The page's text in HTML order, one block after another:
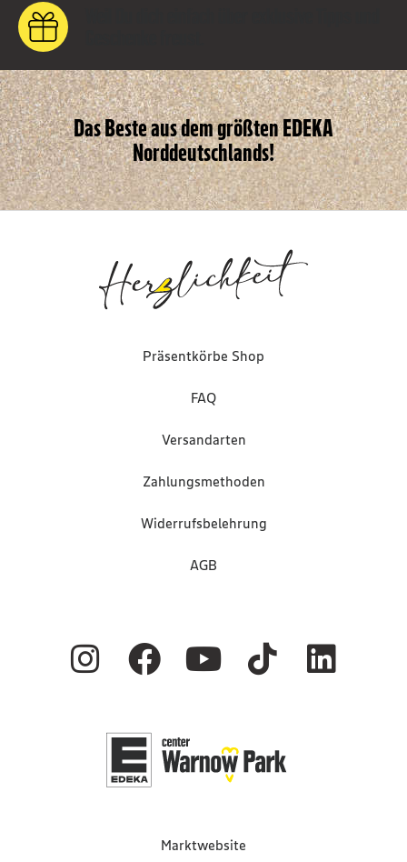
Das Beste aus dem größten EDEKA
Norddeutschlands!
Präsentkörbe Shop
FAQ
Versandarten
Zahlungsmethoden
Widerrufsbelehrung
AGB
Marktwebsite